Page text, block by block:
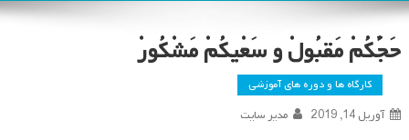
حَجُّکُمْ مَقبُولْ و سَعْیکُمْ مَشْکُورْ
کارگاه ها و دوره های آموزشی
آوریل 14, 2019
مدیر سایت